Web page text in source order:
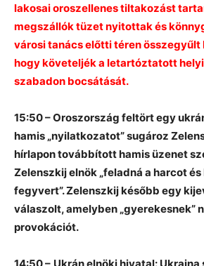
lakosai oroszellenes tiltakozást
megszállók tüzet nyitottak és
városi tanács előtti téren
hogy követeljék a letartóztatott
szabadon bocsátását.
15:50 – Oroszország feltört egy
hamis „nyilatkozatot” sugároz
hírlapon továbbított hamis üzenet
Zelenszkij elnök „feladná a harcot és
fegyvert”. Zelenszkij később egy
válaszolt, amelyben „gyerekesnek”
provokációt.
14:50 – Ukrán elnöki hivatal: Ukrajna